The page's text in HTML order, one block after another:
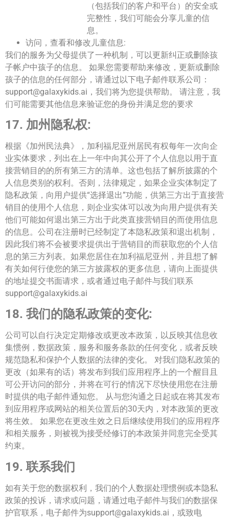
（包括我们的客户和平台）的安全或
完整性，我们可能会分享儿童的信
息。
访问，查看和修改儿童信息:
我们的服务为父母提供了一种机制，可以更新纠正或删除孩
子帐户中孩子的信息。 如果您需要帮助来修改，更新或删除
孩子的信息的任何部分，请通过以下电子邮件联系公司：
support@galaxykids.ai ，我们将为您提供帮助。 请注意，我
们可能需要其他信息来验证您的身份并满足您的要求
17. 加州隐私权:
根据《加州民法典》，加利福尼亚州居民有权每年一次向企
业实体要求，列出在上一年中向其公开了个人信息以用于直
接营销目的的所有第三方的清单。这也包括了解所披露的个
人信息类别的权利。否则，法律规定，如果企业实体制定了
隐私政策，向用户提供“选择退出”功能，供第三方出于直接营
销目的使用个人信息，则企业实体可以改为向用户提供有关
他们可能如何退出第三方出于此类直接营销目的而使用信息
的信息。公司在注册时已经制定了本隐私政策和退出机制，
因此我们将不会被要求提供出于营销目的而获取您的个人信
息的第三方列表。如果您居住在加利福尼亚州，并且想了解
有关如何行使您的第三方披露权的更多信息，请向上面提供
的地址提交书面请求，或者通过电子邮件与我们联系
support@galaxykids.ai
18. 我们的隐私政策的变化:
公司可以自行决定定期修改或更改本政策，以反映其信息收
集惯例，数据政策，服务和服务条款的任何变化，或者反映
规范隐私和保护个人数据的法律的变化。 对我们隐私政策的
更改（如果有的话）将发布到我们应用程序上的一个醒目且
可公开访问的部分，并将在可行的情况下尽快使用您在注册
时提供的电子邮件通知您。 从与您沟通之日起或在将其发布
到应用程序或网站的相关位置后的30天内，对本政策的更改
将生效。 如果您在更改生效之日后继续使用我们的应用程序
和相关服务，则被视为接受经修订的本政策并同意完全受其
约束。
19. 联系我们
如有关于您的数据权利，我们的个人数据处理惯例或本隐私
政策的投诉，请求或问题，请通过电子邮件与我们的数据保
护官联系，电子邮件为support@galaxykids.ai ，或致电